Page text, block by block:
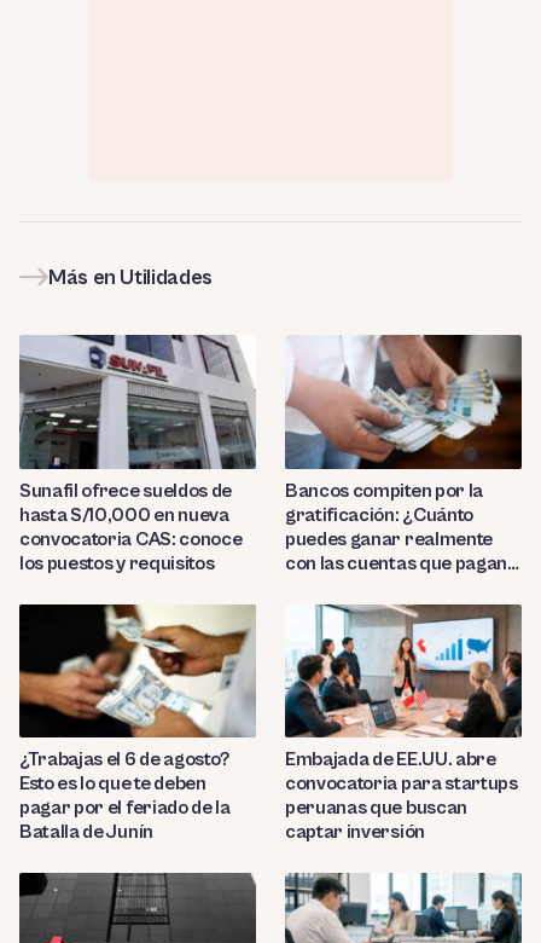
Más en Utilidades
Sunafil ofrece sueldos de
hasta S/10,000 en nueva
convocatoria CAS: conoce
los puestos y requisitos
Bancos compiten por la
gratificación: ¿Cuánto
puedes ganar realmente
con las cuentas que pagan
¿Trabajas el 6 de agosto?
Esto es lo que te deben
pagar por el feriado de la
Batalla de Junín
Embajada de EE.UU. abre
convocatoria para startups
peruanas que buscan
captar inversión